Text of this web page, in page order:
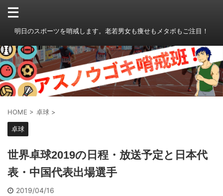
明日のスポーツを哨戒します。老若男女も痩せもメタボもご注目！
HOME > 卓球 >
卓球
世界卓球2019の日程・放送予定と日本代
表・中国代表出場選手
2019/04/16